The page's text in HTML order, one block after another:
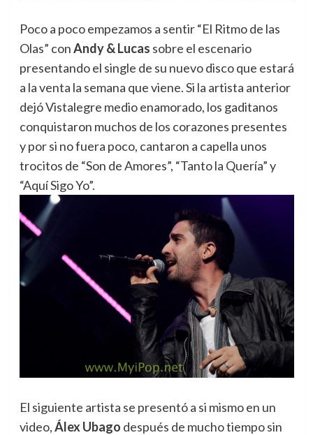
Poco a poco empezamos a sentir “El Ritmo de las
Olas” conAndy & Lucas sobre el escenario
presentando el single de su nuevo disco que estará
a la venta la semana que viene. Si la artista anterior
dejó Vistalegre medio enamorado, los gaditanos
conquistaron muchos de los corazones presentes
y por si no fuera poco, cantaron a capella unos
trocitos de “Son de Amores”, “Tanto la Quería” y
“Aquí Sigo Yo”.
El siguiente artista se presentó a si mismo en un
video,Álex Ubago después de mucho tiempo sin